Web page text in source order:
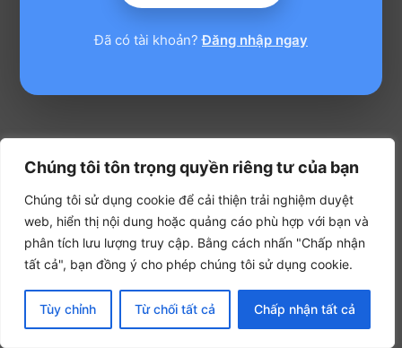
Chúng tôi tôn trọng quyền riêng tư của bạn
Chúng tôi sử dụng cookie để cải thiện trải nghiệm duyệt
web, hiển thị nội dung hoặc quảng cáo phù hợp với bạn và
phân tích lưu lượng truy cập. Bằng cách nhấn "Chấp nhận
tất cả", bạn đồng ý cho phép chúng tôi sử dụng cookie.
Tùy chỉnh Từ chối tất cả Chấp nhận tất cả
Đã có tài khoản?Đăng nhập ngay